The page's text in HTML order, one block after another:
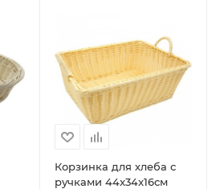
Корзинка для хлеба с
ручками 44x34x16см